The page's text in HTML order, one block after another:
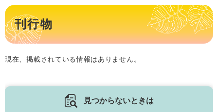
す。
て
本
文
本
文 刊行物
現在、掲載されている情報はありません。
見つからないときは